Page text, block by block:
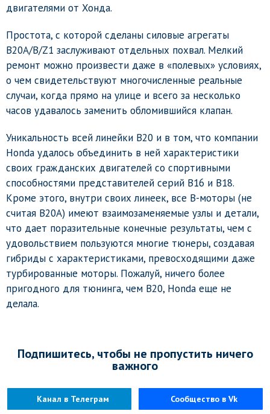
двигателями от Хонда.
Простота, с которой сделаны силовые агрегаты
B20A/B/Z1 заслуживают отдельных похвал. Мелкий
ремонт можно произвести даже в «полевых» условиях,
о чем свидетельствуют многочисленные реальные
случаи, когда прямо на улице и всего за несколько
часов удавалось заменить обломившийся клапан.
Уникальность всей линейки B20 и в том, что компании
Honda удалось объединить в ней характеристики
своих гражданских двигателей со спортивными
способностями представителей серий B16 и B18.
Кроме этого, внутри своих линеек, все B-моторы (не
считая B20A) имеют взаимозаменяемые узлы и детали,
что дает поразительные конечные результаты, чем с
удовольствием пользуются многие тюнеры, создавая
гибриды с характеристиками, превосходящими даже
турбированные моторы. Пожалуй, ничего более
пригодного для тюнинга, чем B20, Honda еще не
делала.
Подпишитесь, чтобы не пропустить ничего
важного
Канал в Телеграм Сообщество в Vk